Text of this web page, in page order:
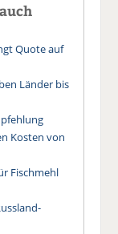
Quote auf
Länder bis
Kosten von
Fischmehl